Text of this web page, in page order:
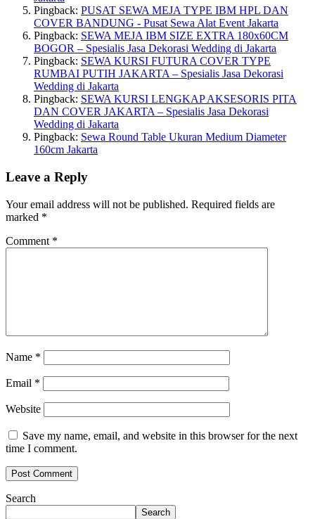
Pingback: PUSAT SEWA MEJA TYPE IBM HPL DAN
COVER BANDUNG - Pusat Sewa Alat Event Jakarta
Pingback: SEWA MEJA IBM SIZE EXTRA 180x60CM
BOGOR – Spesialis Jasa Dekorasi Wedding di Jakarta
Pingback: SEWA KURSI FUTURA COVER TYPE
RUMBAI PUTIH JAKARTA – Spesialis Jasa Dekorasi
Wedding di Jakarta
Pingback: SEWA KURSI LENGKAP AKSESORIS PITA
DAN COVER JAKARTA – Spesialis Jasa Dekorasi
Wedding di Jakarta
Pingback: Sewa Round Table Ukuran Medium Diameter
160cm Jakarta
Leave a Reply
Your email address will not be published. Required fields are
marked *
Comment *
Name *
Email *
Website
Save my name, email, and website in this browser for the next
time I comment.
Search
Search